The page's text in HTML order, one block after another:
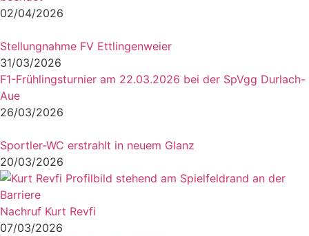
02/04/2026
Stellungnahme FV Ettlingenweier
31/03/2026
F1-Frühlingsturnier am 22.03.2026 bei der SpVgg Durlach-
Aue
26/03/2026
Sportler-WC erstrahlt in neuem Glanz
20/03/2026
Nachruf Kurt Revfi
07/03/2026